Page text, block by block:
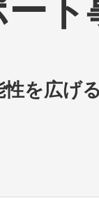
ト
を広げる